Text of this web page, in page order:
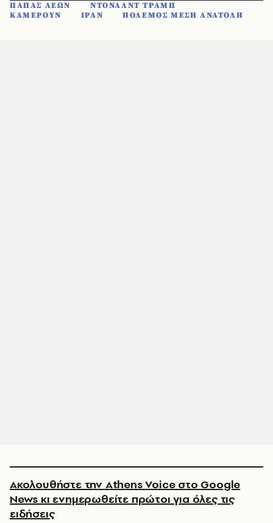
ΠΑΠΑΣ ΛΕΩΝ
ΝΤΟΝΑΛΝΤ ΤΡΑΜΠ
ΚΑΜΕΡΟΥΝ
ΙΡΑΝ ΠΟΛΕΜΟΣ ΜΕΣΗ ΑΝΑΤΟΛΗ
Ακολουθήστε την Athens Voice στο Google
News κι ενημερωθείτε πρώτοι για όλες τις
ειδήσεις